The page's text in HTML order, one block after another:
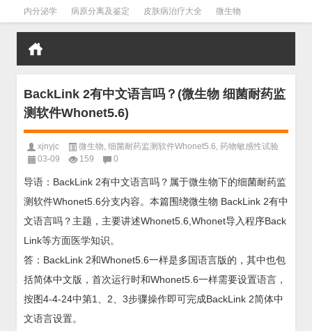
内分泌学 病原分离及鉴定 皮肤病治疗大全 微生物
皮肤病学 男科学 血液病学 心血管 口腔医学 禁戒毒品
BackLink 2有中文语言吗？(微生物 细菌耐药监
测软件Whonet5.6)
xjnyjc 微生物, 细菌耐药监测软件Whonet5.6, 药物敏感性试验
03-09
159 0
导语：BackLink 2有中文语言吗？属于微生物下的细菌耐药监
测软件Whonet5.6分支内容。本篇围绕微生物 BackLink 2有中
文语言吗？主题，主要讲述Whonet5.6,Whonet导入程序Back
Link等方面医学知识。
答：BackLink 2和Whonet5.6一样是多国语言版的，其中也包
括简体中文版，首次运行时和Whonet5.6一样需要设置语言，
按图4-4-24中第1、2、3步骤操作即可完成BackLink 2简体中
文语言设置。